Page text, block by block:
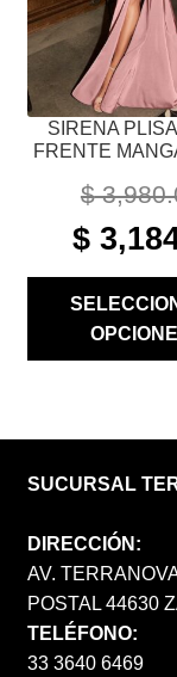
SIRENA
FRENTE
$
ORIGINAL
PRICE
$ 3,980.00.
$
ELEGIR
EN
PÁGINA
DE
SUCURSAL
DIRECCIÓN:
AV.
POSTAL 44630
TELÉFONO:
33 3640 6469